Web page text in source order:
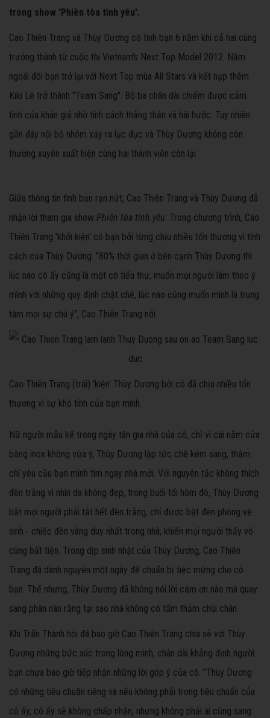
trong show 'Phiên tòa tình yêu'.
Cao Thiên Trang và Thùy Dương có tình bạn 6 năm khi cả hai cùng
trưởng thành từ cuộc thi Vietnam's Next Top Model 2012. Năm
ngoái đôi bạn trở lại với Next Top mùa All Stars và kết nạp thêm
Kiki Lê trở thành "Team Sang". Bộ ba chân dài chiếm được cảm
tình của khán giả nhờ tính cách thẳng thắn và hài hước. Tuy nhiên
gần đây nội bộ nhóm xảy ra lục đục và Thùy Dương không còn
thường xuyên xuất hiện cùng hai thành viên còn lại.
Giữa thông tin tình bạn rạn nứt, Cao Thiên Trang và Thùy Dương đã
nhận lời tham gia show Phiên tòa tình yêu. Trong chương trình, Cao
Thiên Trang 'khởi kiện' cô bạn bởi từng chịu nhiều tổn thương vì tính
cách của Thùy Dương. "80% thời gian ở bên cạnh Thùy Dương thì
lúc nào cô ấy cũng là một cô tiểu thư, muốn mọi người làm theo ý
mình với những quy định chặt chẽ, lúc nào cũng muốn mình là trung
tâm mọi sự chú ý", Cao Thiên Trang nói.
Cao Thiên Trang (trái) 'kiện' Thùy Dương bởi cô đã chịu nhiều tổn
thương vì sự khó tính của bạn mình.
Nữ người mẫu kể trong ngày tân gia nhà của cô, chỉ vì cái nắm cửa
bằng inox không vừa ý, Thùy Dương lập tức chê kém sang, thậm
chí yêu cầu bạn mình tìm ngay nhà mới. Với nguyên tắc không thích
đèn trắng vì nhìn da không đẹp, trong buổi tối hôm đó, Thùy Dương
bắt mọi người phải tắt hết đèn trắng, chỉ được bật đèn phòng vệ
sinh - chiếc đèn vàng duy nhất trong nhà, khiến mọi người thấy vô
cùng bất tiện. Trong dịp sinh nhật của Thùy Dương, Cao Thiên
Trang đã dành nguyên một ngày để chuẩn bị tiệc mừng cho cô
bạn. Thế nhưng, Thùy Dương đã không nói lời cảm ơn nào mà quay
sang phàn nàn rằng tại sao nhà không có tấm thảm chùi chân.
Khi Trấn Thành hỏi đã bao giờ Cao Thiên Trang chia sẻ với Thùy
Dương những bức xúc trong lòng mình, chân dài khẳng định người
bạn chưa bao giờ tiếp nhận những lời góp ý của cô. "Thùy Dương
có những tiêu chuẩn riêng và nếu không phải trong tiêu chuẩn của
cô ấy, cô ấy sẽ không chấp nhận, nhưng không phải ai cũng sang